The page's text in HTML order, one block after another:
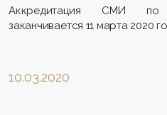
Аккредитация СМИ
заканчивается 11 марта 2020
10.03.2020